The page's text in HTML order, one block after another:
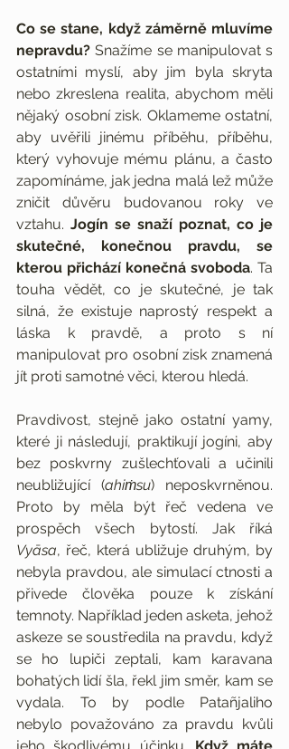
Co se stane, když záměrně mluvíme
nepravdu? Snažíme se manipulovat s
ostatními myslí, aby jim byla skryta
nebo zkreslena realita, abychom měli
nějaký osobní zisk. Oklameme ostatní,
aby uvěřili jinému příběhu, příběhu,
který vyhovuje mému plánu, a často
zapomínáme, jak jedna malá lež může
zničit důvěru budovanou roky ve
vztahu. Jogín se snaží poznat, co je
skutečné, konečnou pravdu, se
kterou přichází konečná svoboda. Ta
touha vědět, co je skutečné, je tak
silná, že existuje naprostý respekt a
láska k pravdě, a proto s ní
manipulovat pro osobní zisk znamená
jít proti samotné věci, kterou hledá.
Pravdivost, stejně jako ostatní yamy,
které ji následují, praktikují jogíni, aby
bez poskvrny zušlechťovali a učinili
neubližující (ahiṁsu) neposkvrněnou.
Proto by měla být řeč vedena ve
Vyāsa, řeč, která ubližuje druhým, by
nebyla pravdou, ale simulací ctnosti a
přivede člověka pouze k získání
temnoty. Například jeden asketa, jehož
askeze se soustředila na pravdu, když
se ho lupiči zeptali, kam karavana
bohatých lidí šla, řekl jim směr, kam se
vydala. To by podle Patañjaliho
nebylo považováno za pravdu kvůli